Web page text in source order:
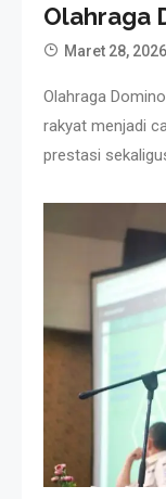
Olahraga
Maret 28, 2026
Olahraga
rakyat menjadi
prestasi